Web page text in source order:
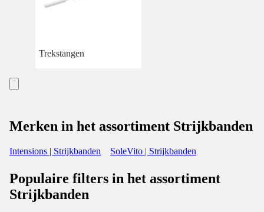
Trekstangen
Merken in het assortiment Strijkbanden
Intensions | Strijkbanden SoleVito | Strijkbanden
Populaire filters in het assortiment
Strijkbanden